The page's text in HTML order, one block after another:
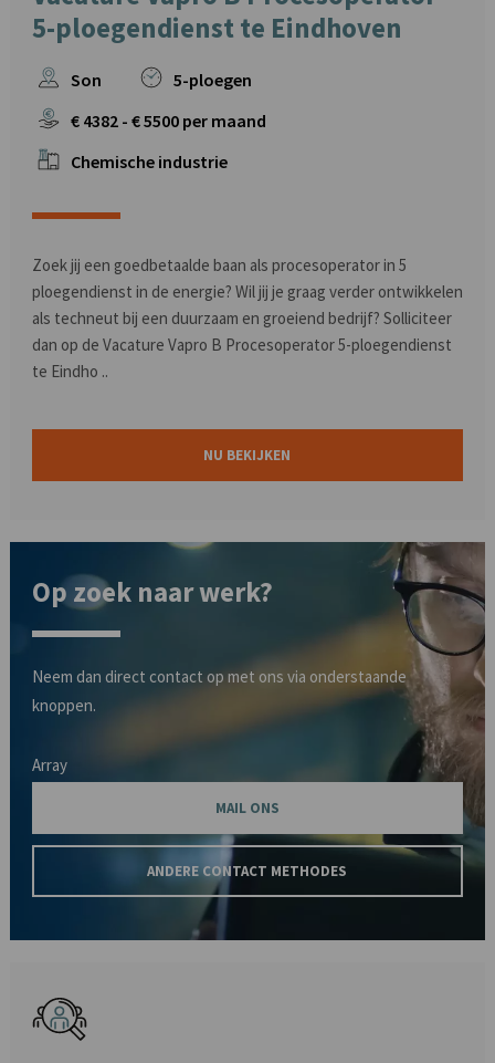
5-ploegendienst te Eindhoven
Son
5-ploegen
€ 4382 - €5500 per maand
Chemische industrie
Zoek jij een goedbetaalde baan als procesoperator in 5
ploegendienst in de energie? Wil jij je graag verder ontwikkelen
als techneut bij een duurzaam en groeiend bedrijf? Solliciteer
dan op de Vacature Vapro B Procesoperator 5-ploegendienst
te Eindho ..
NU BEKIJKEN
Op zoek naar werk?
Neem dan direct contact op met ons via onderstaande
knoppen.
Array
MAIL ONS
ANDERE CONTACT METHODES